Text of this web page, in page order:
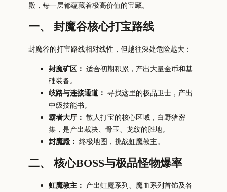
殿，每一层都蕴藏着极高价值的宝藏。
一、 封魔谷核心打宝路线
封魔谷的打宝路线相对线性，但越往深处危险越大：
封魔矿区： 适合初期积累，产出大量金币和基
础装备。
歧路与连接通道： 寻找这里的极品卫士，产出
中级技能书。
霸者大厅： 散人打宝的核心区域，白野猪密
集，是产出裁决、骨玉、龙纹的胜地。
封魔殿： 终极地图，挑战虹魔教主。
二、 核心BOSS与极品怪物爆率
虹魔教主： 产出虹魔系列、魔血系列首饰及各